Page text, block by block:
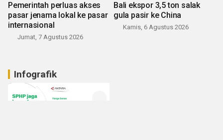
Pemerintah perluas akses
pasar jenama lokal ke pasar
internasional
Jumat, 7 Agustus 2026
Bali ekspor 3,5 ton salak
gula pasir ke China
Kamis, 6 Agustus 2026
Infografik